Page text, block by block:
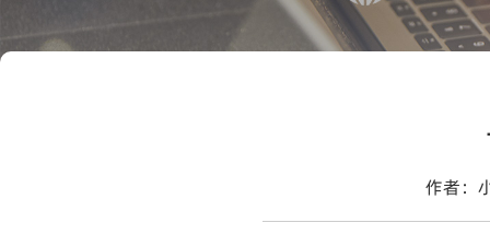
作者：